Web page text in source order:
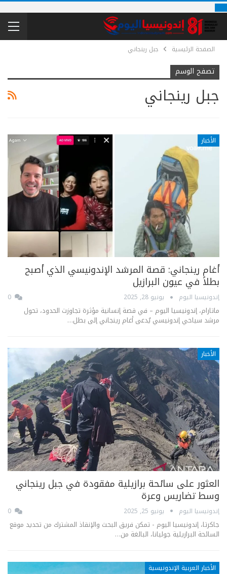
الصفحة الرئيسية جبل رينجاني
تصفح الوسم
جبل رينجاني
الأخبار
أغام رينجاني: قصة المرشد الإندونيسي الذي أصبح
بطلاً في عيون البرازيل
إندونيسيا اليوم يونيو 28, 2025
ماتارام، إندونيسيا اليوم – في قصة إنسانية مؤثرة تجاوزت الحدود، تحول
مرشد سياحي إندونيسي يُدعى أغام رينجاني إلى بطل…
الأخبار
العثور على سائحة برازيلية مفقودة في جبل رينجاني
وسط تضاريس وعرة
إندونيسيا اليوم يونيو 25, 2025
جاكرتا، إندونيسيا اليوم - تمكن فريق البحث والإنقاذ المشترك من تحديد موقع
السائحة البرازيلية جوليانا، البالغة من…
الأخبار العربية الإندونيسية